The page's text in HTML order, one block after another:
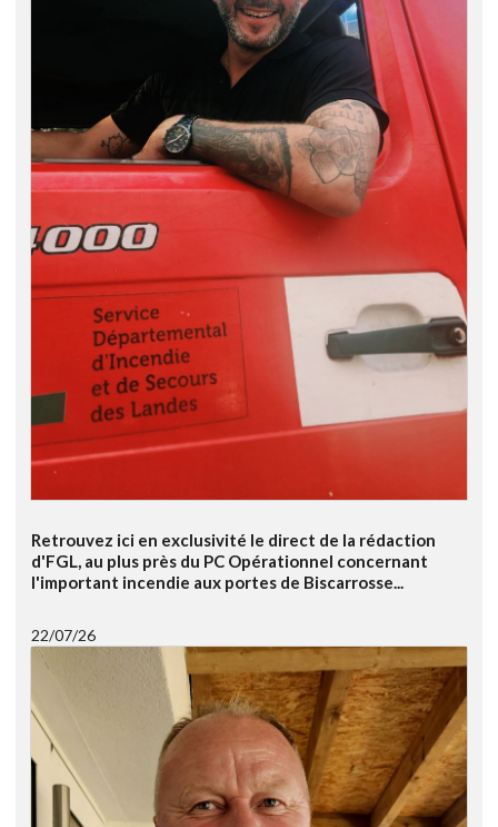
Retrouvez ici en exclusivité le direct de la rédaction
d'FGL, au plus près du PC Opérationnel concernant
l'important incendie aux portes de Biscarrosse...
22/07/26